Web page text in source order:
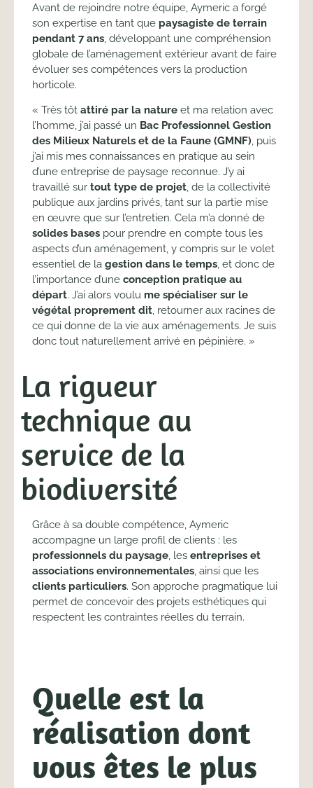
Avant de rejoindre notre équipe, Aymeric a forgé
son expertise en tant que paysagiste de terrain
pendant 7 ans , développant une compréhension
globale de l’aménagement extérieur avant de faire
évoluer ses compétences vers la production
horticole.
« Très tôt attiré par la nature et ma relation avec
l’homme, j’ai passé un Bac Professionnel Gestion
des Milieux Naturels et de la Faune (GMNF), puis
j’ai mis mes connaissances en pratique au sein
d’une entreprise de paysage reconnue. J’y ai
travaillé sur tout type de projet, de la collectivité
publique aux jardins privés, tant sur la partie mise
en œuvre que sur l’entretien. Cela m’a donné de
solides bases pour prendre en compte tous les
aspects d’un aménagement, y compris sur le volet
essentiel de la gestion dans le temps, et donc de
l’importance d’une conception pratique au
départ. J’ai alors voulu me spécialiser sur le
végétal proprement dit, retourner aux racines de
ce qui donne de la vie aux aménagements. Je suis
donc tout naturellement arrivé en pépinière. »
La rigueur
technique au
service de la
biodiversité
Grâce à sa double compétence, Aymeric
accompagne un large profil de clients : les
professionnels du paysage, les entreprises et
associations environnementales, ainsi que les
clients particuliers. Son approche pragmatique lui
permet de concevoir des projets esthétiques qui
respectent les contraintes réelles du terrain.
Quelle est la
réalisation dont
vous êtes le plus